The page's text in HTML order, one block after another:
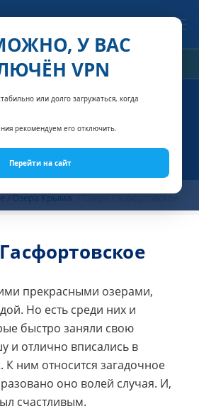
У ВАС
VPN
или долго загружаться, когда
рекомендуем его отключить.
Перейти на сайт
СТОИМОСТИ
Озера Крыма
прекрасными озерами,
Но есть среди них и
быстро заняли свою
и отлично вписались в
ним относится загадочное
оно волей случая. И,
счастливым.